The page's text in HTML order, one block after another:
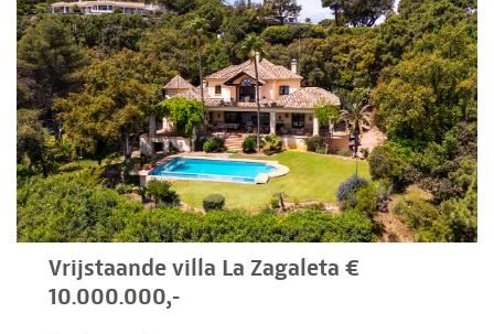
Vrijstaande villa La Zagaleta €
10.000.000,-